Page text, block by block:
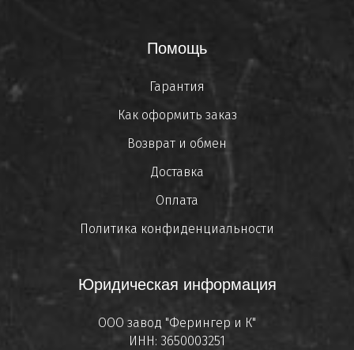
Помощь
Гарантия
Как оформить заказ
Возврат и обмен
Доставка
Оплата
Политика конфиденциальности
Юридическая информация
ООО завод "Ферингер и К"
ИНН: 3650003251